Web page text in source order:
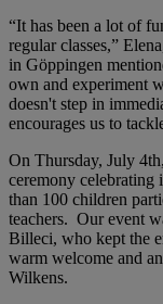
“It has been a lot of
regular classes,”
in Göppingen
own and experiment
doesn't step in
encourages us to
On Thursday, July
ceremony
than 100 children
teachers. Our event
Billeci, who kept the
warm welcome and
Wilkens.